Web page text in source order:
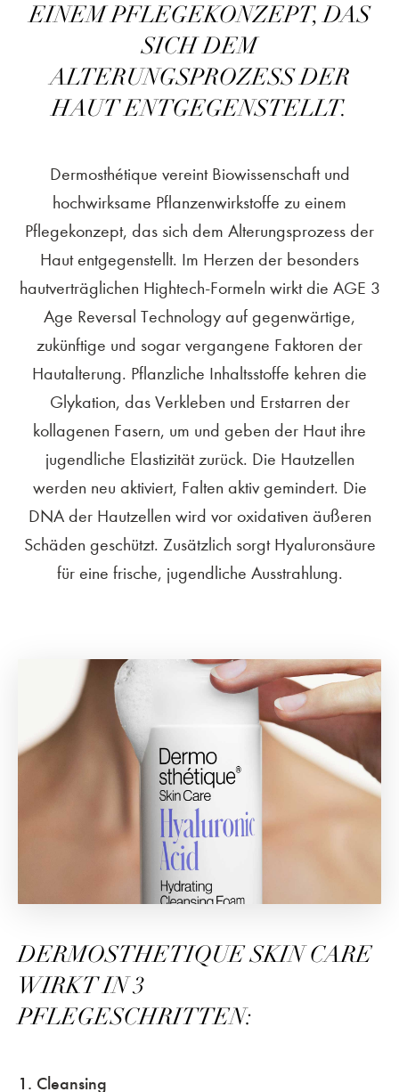
EINEM PFLEGEKONZEPT, DAS
SICH DEM
ALTERUNGSPROZESS DER
HAUT ENTGEGENSTELLT.
Dermosthétique vereint Biowissenschaft und
hochwirksame Pflanzenwirkstoffe zu einem
Pflegekonzept, das sich dem Alterungsprozess der
Haut entgegenstellt. Im Herzen der besonders
hautverträglichen Hightech-Formeln wirkt die AGE 3
Age Reversal Technology auf gegenwärtige,
zukünftige und sogar vergangene Faktoren der
Hautalterung. Pflanzliche Inhaltsstoffe kehren die
Glykation, das Verkleben und Erstarren der
kollagenen Fasern, um und geben der Haut ihre
jugendliche Elastizität zurück. Die Hautzellen
werden neu aktiviert, Falten aktiv gemindert. Die
DNA der Hautzellen wird vor oxidativen äußeren
Schäden geschützt. Zusätzlich sorgt Hyaluronsäure
für eine frische, jugendliche Ausstrahlung.
DERMOSTHETIQUE SKIN CARE
WIRKT IN 3
PFLEGESCHRITTEN:
1. Cleansing